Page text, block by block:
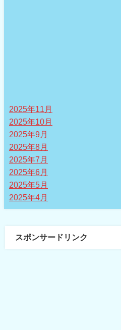
2025年11月
2025年10月
2025年9月
2025年8月
2025年7月
2025年6月
2025年5月
2025年4月
スポンサードリンク